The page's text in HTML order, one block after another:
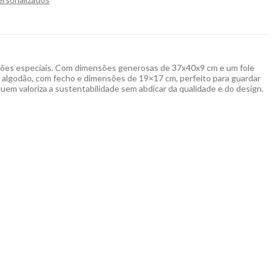
especiais. Com dimensões generosas de 37x40x9 cm e um fole
com fecho e dimensões de 19×17 cm, perfeito para guardar
valoriza a sustentabilidade sem abdicar da qualidade e do design.